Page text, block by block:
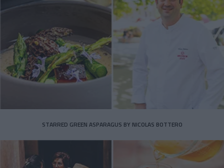
STARRED GREEN ASPARAGUS BY NICOLAS BOTTERO